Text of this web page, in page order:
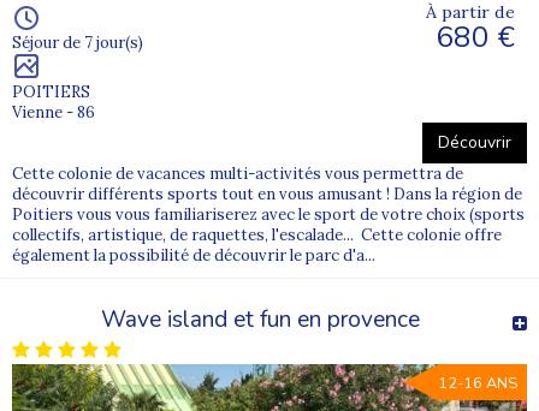
Séjour de 7 jour(s)
POITIERS
Vienne - 86
À partir de
680 €
Découvrir
Cette colonie de vacances multi-activités vous permettra de
découvrir différents sports tout en vous amusant ! Dans la région de
Poitiers vous vous familiariserez avec le sport de votre choix (sports
collectifs, artistique, de raquettes, l'escalade... Cette colonie offre
également la possibilité de découvrir le parc d'a...
Wave island et fun en provence
12-16 ANS